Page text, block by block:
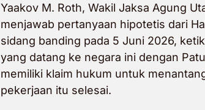
Yaakov M. Roth, Wakil Jaksa Agung
menjawab pertanyaan hipotetis dari
sidang banding pada 5 Juni 2026,
yang datang ke negara ini dengan
memiliki klaim hukum untuk
pekerjaan itu selesai.